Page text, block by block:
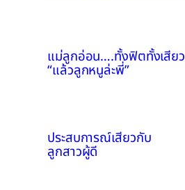
แม่ลูกอ่อน….ทั้งฟิตทั้งเสียว
“แล้วลูกหนูล่ะพี่”
ประสบการณ์เสียวกับ
ลูกสาวผู้ดี